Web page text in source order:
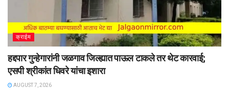
क्राईम
हद्दपार गुन्हेगारांनी जळगाव जिल्ह्यात पाऊल टाकले तर थेट कारवाई;
एसपी श्रीकांत धिवरे यांचा इशारा
AUGUST 7, 2026